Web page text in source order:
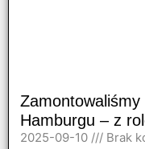
Hamburgu – z
2025-09-10 Brak